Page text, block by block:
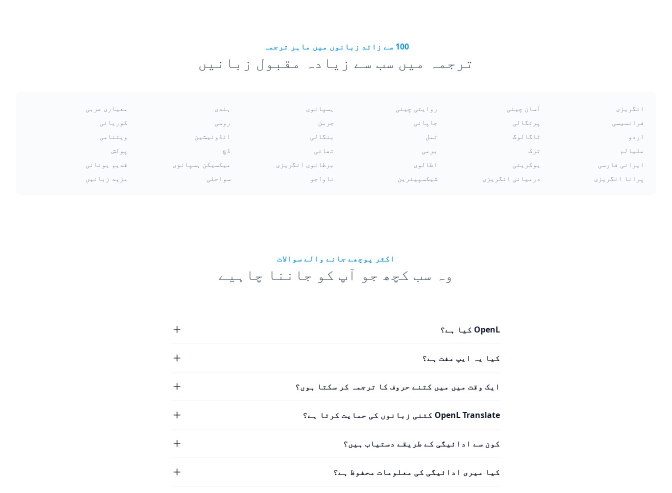
100 سے زائد زبانوں میں ماہر ترجمہ
ترجمہ میں سب سے زیادہ مقبول زبانیں
انگریزی آسان چینی روایتی چینی ہسپانوی ہندی
معیاری عربی
فرانسیسی
پرتگالی جاپانی جرمن روسی
کوریائی
اردو
ٹاگالوگ تمل بنگالی انڈونیشین
ویتنامی
ملیالم
ترک برمی تھائی ڈچ
پولش
ایرانی فارسی
یوکرینی اطالوی برطانوی انگریزی میکسیکن ہسپانوی
قدیم یونانی
پرانا انگریزی
درمیانی انگریزی شیکسپیئرین ناواجو سواحلی مزید زبانیں
اکثر پوچھے جانے والے سوالات
وہ سب کچھ جو آپ کو جاننا چاہیے
OpenL کیا ہے؟
کیا یہ ایپ مفت ہے؟
ایک وقت میں میں کتنے حروف کا ترجمہ کر سکتا ہوں؟
OpenL Translate کتنی زبانوں کی حمایت کرتا ہے؟
کون سے ادائیگی کے طریقے دستیاب ہیں؟
کیا میری ادائیگی کی معلومات محفوظ ہے؟